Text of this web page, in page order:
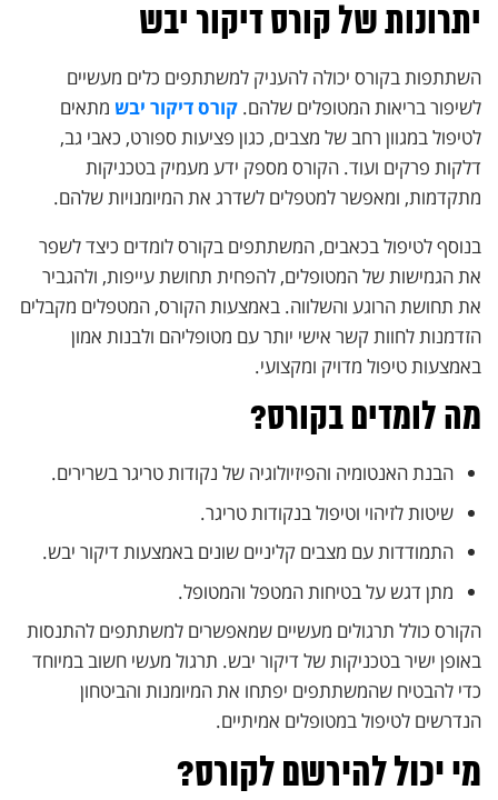
יתרונות של קורס דיקור יבש
השתתפות בקורס יכולה להעניק למשתתפים כלים מעשיים
לשיפור בריאות המטופלים שלהם. קורס דיקור יבש מתאים
לטיפול במגוון רחב של מצבים, כגון פציעות ספורט, כאבי גב,
דלקות פרקים ועוד. הקורס מספק ידע מעמיק בטכניקות
מתקדמות, ומאפשר למטפלים לשדרג את המיומנויות שלהם.
בנוסף לטיפול בכאבים, המשתתפים בקורס לומדים כיצד לשפר
את הגמישות של המטופלים, להפחית תחושת עייפות, ולהגביר
את תחושת הרוגע והשלווה. באמצעות הקורס, המטפלים מקבלים
הזדמנות לחוות קשר אישי יותר עם מטופליהם ולבנות אמון
באמצעות טיפול מדויק ומקצועי.
מה לומדים בקורס?
הבנת האנטומיה והפיזיולוגיה של נקודות טריגר בשרירים.
שיטות לזיהוי וטיפול בנקודות טריגר.
התמודדות עם מצבים קליניים שונים באמצעות דיקור יבש.
מתן דגש על בטיחות המטפל והמטופל.
הקורס כולל תרגולים מעשיים שמאפשרים למשתתפים להתנסות
באופן ישיר בטכניקות של דיקור יבש. תרגול מעשי חשוב במיוחד
כדי להבטיח שהמשתתפים יפתחו את המיומנות והביטחון
הנדרשים לטיפול במטופלים אמיתיים.
מי יכול להירשם לקורס?